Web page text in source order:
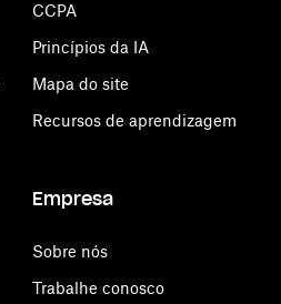
CCPA
Princípios da IA
Mapa do site
Recursos de aprendizagem
Empresa
Sobre nós
Trabalhe conosco